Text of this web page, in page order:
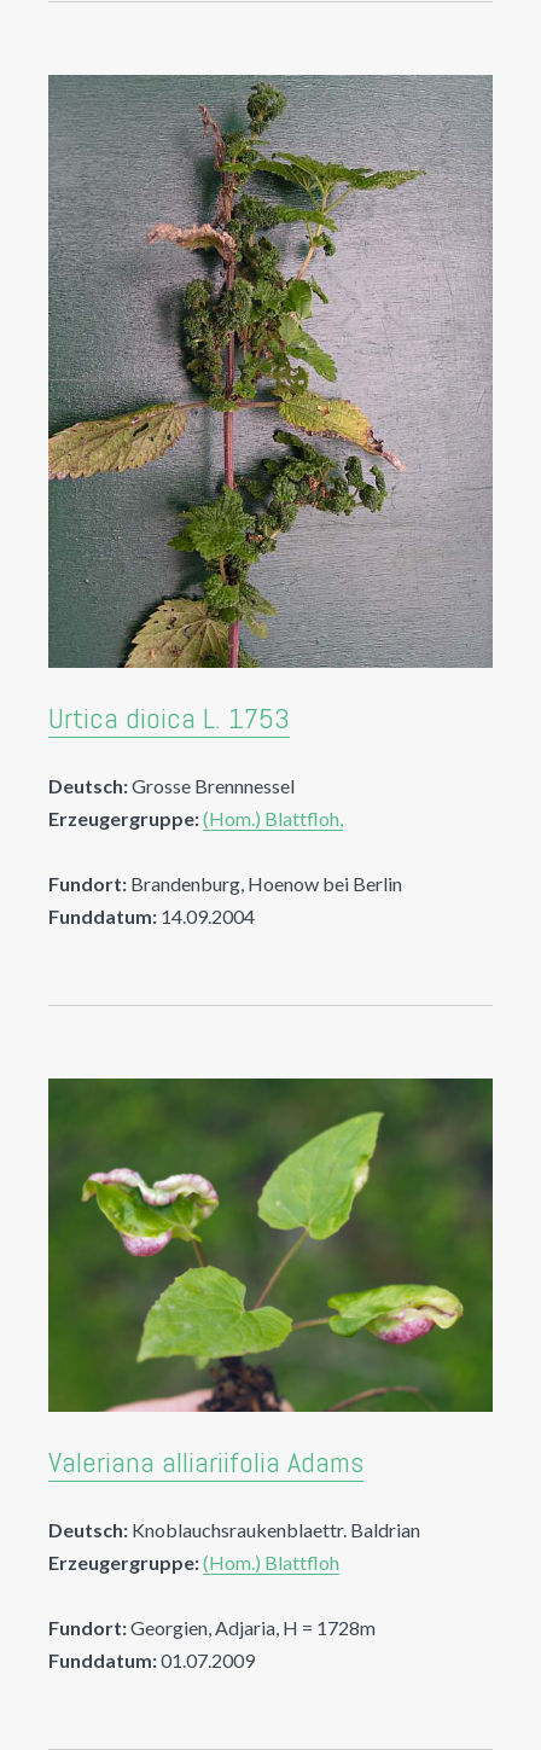
Urtica dioica L. 1753
Deutsch:Grosse Brennnessel
Erzeugergruppe:(Hom.) Blattfloh,
Fundort: Brandenburg, Hoenow bei Berlin
Funddatum: 14.09.2004
Valeriana alliariifolia Adams
Deutsch: Knoblauchsraukenblaettr. Baldrian
Erzeugergruppe:(Hom.) Blattfloh
Fundort:Georgien, Adjaria, H = 1728m
Funddatum:01.07.2009